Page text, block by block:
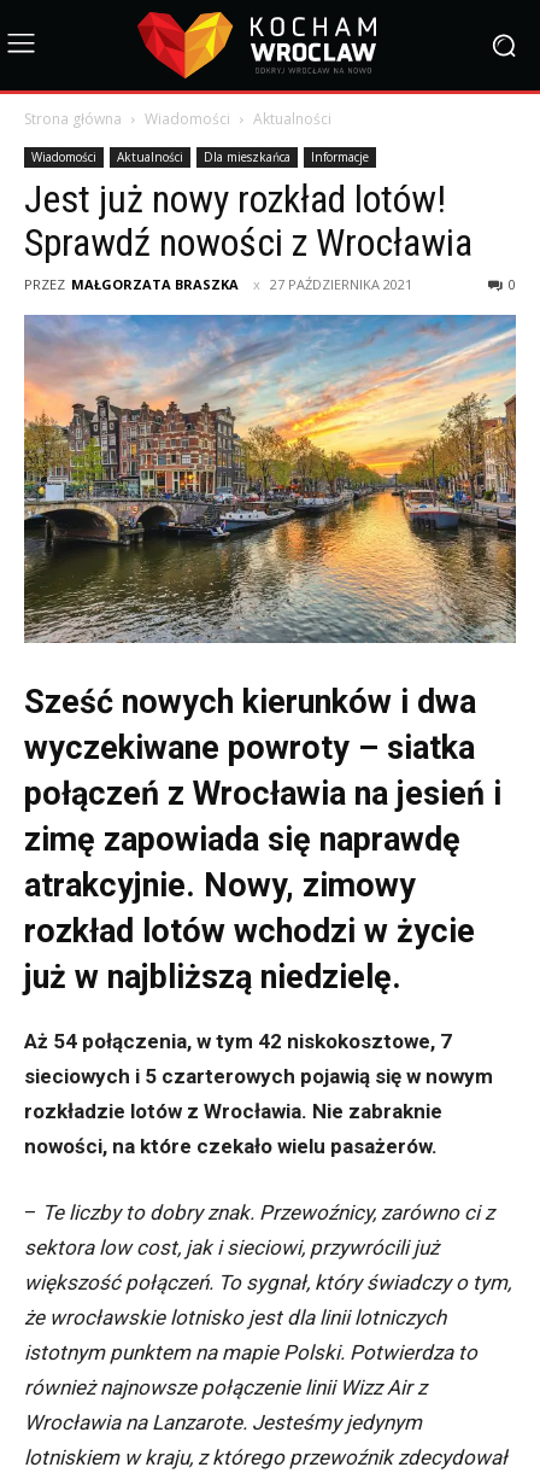
Strona główna Wiadomości Aktualności
Wiadomości Aktualności Dla mieszkańca Informacje
Jest już nowy rozkład lotów!
Sprawdź nowości z Wrocławia
PRZEZ MAŁGORZATA BRASZKA 27 PAŹDZIERNIKA 2021 0
Sześć nowych kierunków i dwa
wyczekiwane powroty – siatka
połączeń z Wrocławia na jesień i
zimę zapowiada się naprawdę
atrakcyjnie. Nowy, zimowy
rozkład lotów wchodzi w życie
już w najbliższą niedzielę.
Aż 54 połączenia, w tym 42 niskokosztowe, 7
sieciowych i 5 czarterowych pojawią się w nowym
rozkładzie lotów z Wrocławia. Nie zabraknie
nowości, na które czekało wielu pasażerów.
– Te liczby to dobry znak. Przewoźnicy, zarówno ci z
sektora low cost, jak i sieciowi, przywrócili już
większość połączeń. To sygnał, który świadczy o tym,
że wrocławskie lotnisko jest dla linii lotniczych
istotnym punktem na mapie Polski. Potwierdza to
również najnowsze połączenie linii Wizz Air z
Wrocławia na Lanzarote. Jesteśmy jedynym
lotniskiem w kraju, z którego przewoźnik zdecydował